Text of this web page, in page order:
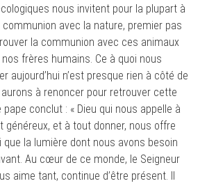
nous invitent pour la plupart à
avec la nature, premier pas
la communion avec ces animaux
frères humains. Ce à quoi nous
aujourd’hui n’est presque rien à côté de
à renoncer pour retrouver cette
pape conclut : « Dieu qui nous appelle à
généreux, et à tout donner, nous offre
que la lumière dont nous avons besoin
Au cœur de ce monde, le Seigneur
aime tant, continue d’être présent. Il